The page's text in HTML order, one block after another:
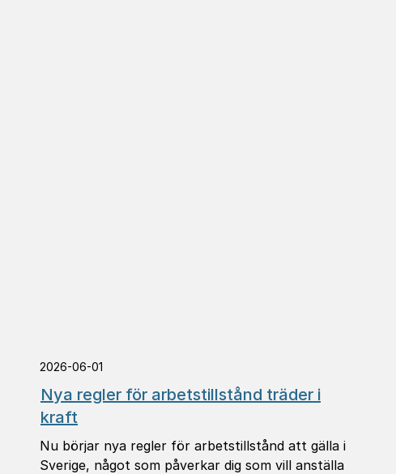
2026-06-01
Nya regler för arbetstillstånd träder i
kraft
Nu börjar nya regler för arbetstillstånd att gälla i
Sverige, något som påverkar dig som vill anställa